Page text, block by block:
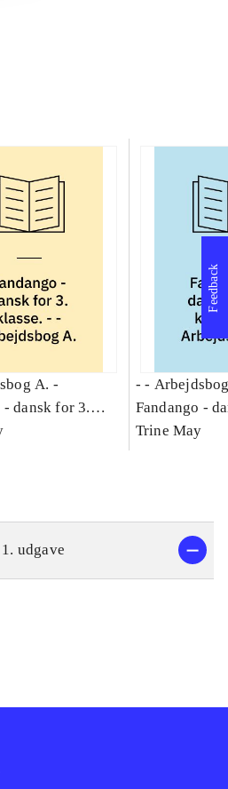
A. -
- dansk for 3.
- -
- -
Fandango -
klasse :
Trine May
udgave
Feedback